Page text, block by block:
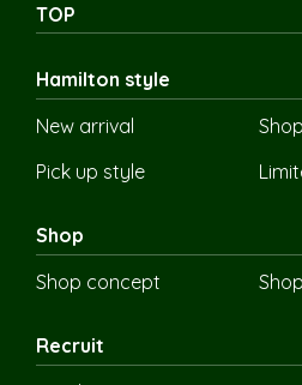
TOP
Hamilton style
New arrival
Pick up style
Shop
Shop concept
Recruit